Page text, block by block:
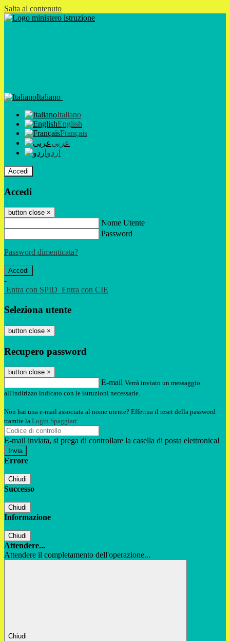
Salta al contenuto
Italiano
Italiano
English
Français
عربى
اردو
Accedi
Accedi
button close ×
Nome Utente
Password
Password dimenticata?
-
Entra con SPID Entra con CIE
Seleziona utente
button close ×
Recupero password
button close ×
E-mail Verrà inviato un messaggio
all'indirizzo indicato con le istruzioni necessarie.
Non hai una e-mail associata al nome utente? Effettua il reset della password
tramite la Login Spaggiari
E-mail inviata, si prega di controllare la casella di posta elettronica!
Errore
Chiudi
Successo
Chiudi
Informazione
Chiudi
Attendere...
Attendere il completamento dell'operazione...
Chiudi